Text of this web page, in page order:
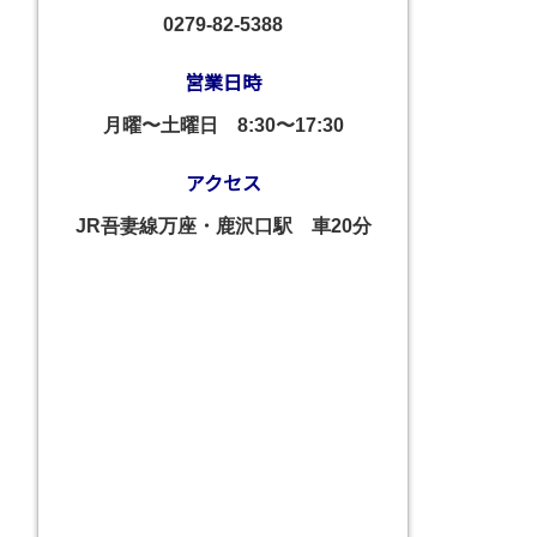
0279-82-5388
営業日時
月曜〜土曜日 8:30〜17:30
アクセス
JR吾妻線万座・鹿沢口駅 車20分